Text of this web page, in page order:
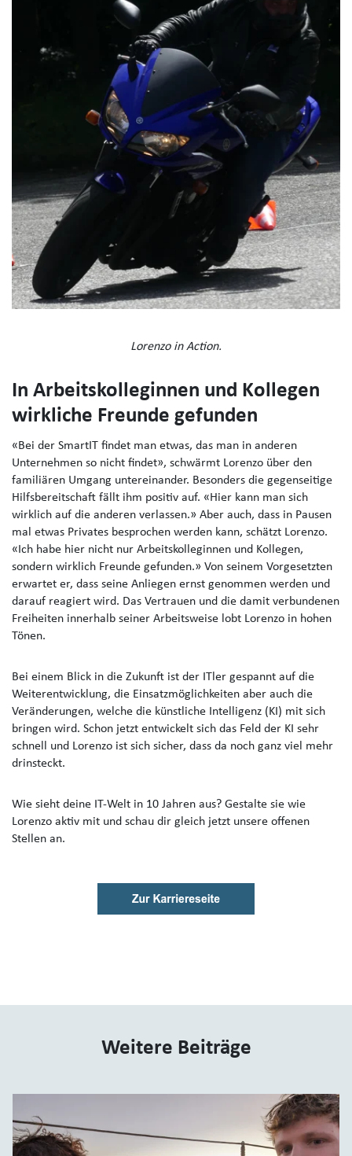
Lorenzo in Action.
In Arbeitskolleginnen und Kollegen
wirkliche Freunde gefunden
«Bei der SmartIT findet man etwas, das man in anderen
Unternehmen so nicht findet», schwärmt Lorenzo über den
familiären Umgang untereinander. Besonders die gegenseitige
Hilfsbereitschaft fällt ihm positiv auf. «Hier kann man sich
wirklich auf die anderen verlassen.» Aber auch, dass in Pausen
mal etwas Privates besprochen werden kann, schätzt Lorenzo.
«Ich habe hier nicht nur Arbeitskolleginnen und Kollegen,
sondern wirklich Freunde gefunden.» Von seinem Vorgesetzten
erwartet er, dass seine Anliegen ernst genommen werden und
darauf reagiert wird. Das Vertrauen und die damit verbundenen
Freiheiten innerhalb seiner Arbeitsweise lobt Lorenzo in hohen
Tönen.
Bei einem Blick in die Zukunft ist der ITler gespannt auf die
Weiterentwicklung, die Einsatzmöglichkeiten aber auch die
Veränderungen, welche die künstliche Intelligenz (KI) mit sich
bringen wird. Schon jetzt entwickelt sich das Feld der KI sehr
schnell und Lorenzo ist sich sicher, dass da noch ganz viel mehr
drinsteckt.
Wie sieht deine IT-Welt in 10 Jahren aus? Gestalte sie wie
Lorenzo aktiv mit und schau dir gleich jetzt unsere offenen
Stellen an.
Weitere Beiträge